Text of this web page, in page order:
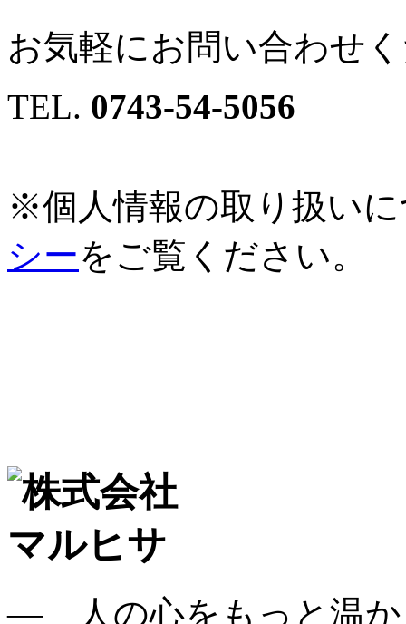
お気軽にお問い合わせ
TEL. 0743-54-5056
※個人情報の取り扱い
シーをご覧ください。
― 人の心をもっと温